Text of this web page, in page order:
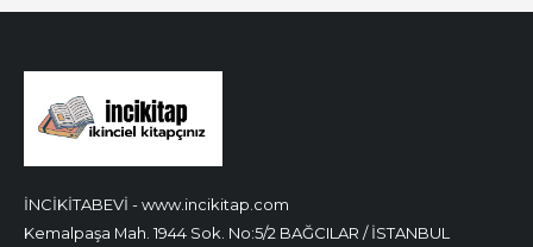
İNCİKİTABEVİ - www.incikitap.com
Kemalpaşa Mah. 1944 Sok. No:5/2 BAĞCILAR / İSTANBUL